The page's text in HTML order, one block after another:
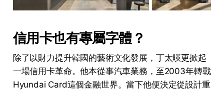
信用卡也有專屬字體？
除了以財力提升韓國的藝術文化發展，丁太暎更掀起
一場信用卡革命。他本從事汽車業務，至2003年轉戰
Hyundai Card這個金融世界。當下他便決定從設計重